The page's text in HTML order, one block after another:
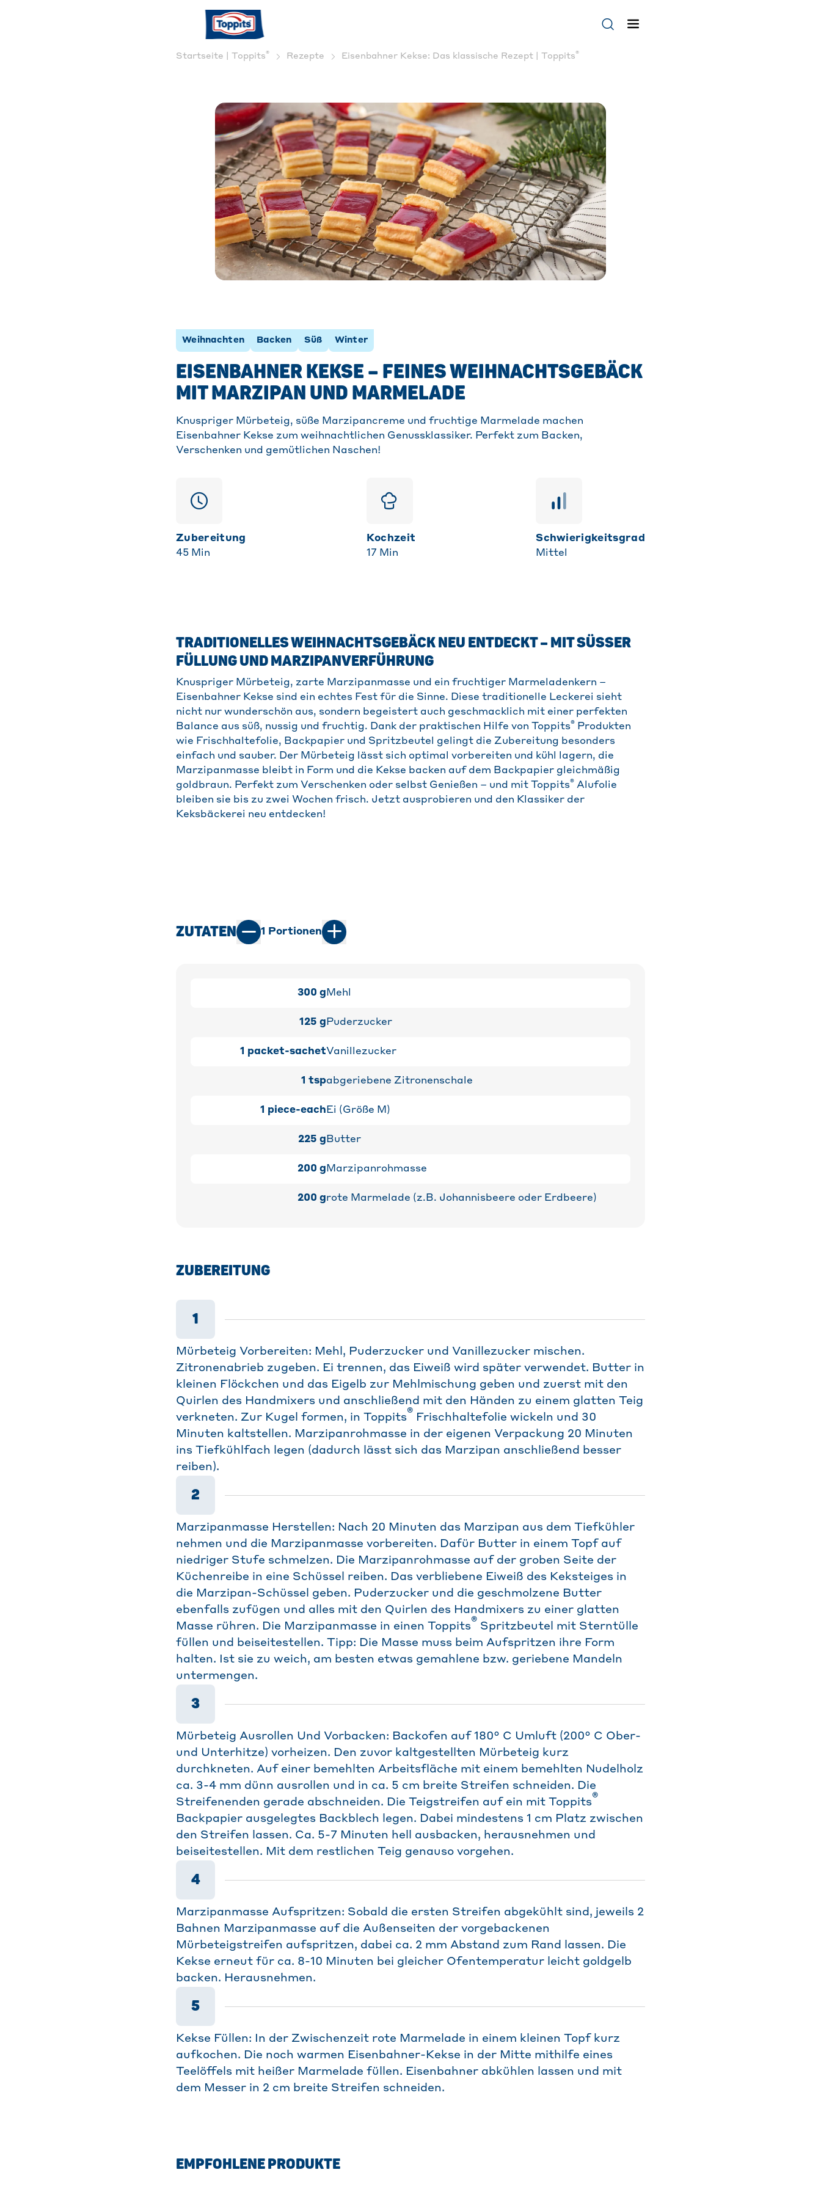
Startseite | Toppits® Rezepte Eisenbahner Kekse: Das klassische Rezept | Toppits®
Weihnachten Backen Süß Winter
EISENBAHNER KEKSE – FEINES WEIHNACHTSGEBÄCK
MIT MARZIPAN UND MARMELADE
Knuspriger Mürbeteig, süße Marzipancreme und fruchtige Marmelade machen
Eisenbahner Kekse zum weihnachtlichen Genussklassiker. Perfekt zum Backen,
Verschenken und gemütlichen Naschen!
Zubereitung
45 Min
Kochzeit
17 Min
Schwierigkeitsgrad
Mittel
TRADITIONELLES WEIHNACHTSGEBÄCK NEU ENTDECKT – MIT SÜSSER F
ÜLLUNG UND MARZIPANVERFÜHRUNG
Knuspriger Mürbeteig, zarte Marzipanmasse und ein fruchtiger Marmeladenkern –
Eisenbahner Kekse sind ein echtes Fest für die Sinne. Diese traditionelle Leckerei sieht
nicht nur wunderschön aus, sondern begeistert auch geschmacklich mit einer perfekten
Balance aus süß, nussig und fruchtig. Dank der praktischen Hilfe von Toppits® Produkten
wie Frischhaltefolie, Backpapier und Spritzbeutel gelingt die Zubereitung besonders
einfach und sauber. Der Mürbeteig lässt sich optimal vorbereiten und kühl lagern, die
Marzipanmasse bleibt in Form und die Kekse backen auf dem Backpapier gleichmäßig
goldbraun. Perfekt zum Verschenken oder selbst Genießen – und mit Toppits® Alufolie
bleiben sie bis zu zwei Wochen frisch. Jetzt ausprobieren und den Klassiker der
Keksbäckerei neu entdecken!
ZUTATEN 1 Portionen
300 g Mehl
125 g Puderzucker
1 packet-sachetVanillezucker
1 tspabgeriebene Zitronenschale
1 piece-each Ei (Größe M)
225 g Butter
200 g Marzipanrohmasse
200 grote Marmelade (z.B. Johannisbeere oder Erdbeere)
ZUBEREITUNG
1
Mürbeteig Vorbereiten: Mehl, Puderzucker und Vanillezucker mischen.
Zitronenabrieb zugeben. Ei trennen, das Eiweiß wird später verwendet. Butter in
kleinen Flöckchen und das Eigelb zur Mehlmischung geben und zuerst mit den
Quirlen des Handmixers und anschließend mit den Händen zu einem glatten Teig
verkneten. Zur Kugel formen, in Toppits® Frischhaltefolie wickeln und 30
Minuten kaltstellen. Marzipanrohmasse in der eigenen Verpackung 20 Minuten
ins Tiefkühlfach legen (dadurch lässt sich das Marzipan anschließend besser
reiben).
2
Marzipanmasse Herstellen: Nach 20 Minuten das Marzipan aus dem Tiefkühler
nehmen und die Marzipanmasse vorbereiten. Dafür Butter in einem Topf auf
niedriger Stufe schmelzen. Die Marzipanrohmasse auf der groben Seite der
Küchenreibe in eine Schüssel reiben. Das verbliebene Eiweiß des Keksteiges in
die Marzipan-Schüssel geben. Puderzucker und die geschmolzene Butter
ebenfalls zufügen und alles mit den Quirlen des Handmixers zu einer glatten
Masse rühren. Die Marzipanmasse in einen Toppits® Spritzbeutel mit Sterntülle
füllen und beiseitestellen. Tipp: Die Masse muss beim Aufspritzen ihre Form
halten. Ist sie zu weich, am besten etwas gemahlene bzw. geriebene Mandeln
untermengen.
3
Mürbeteig Ausrollen Und Vorbacken: Backofen auf 180° C Umluft (200° C Ober-
und Unterhitze) vorheizen. Den zuvor kaltgestellten Mürbeteig kurz
durchkneten. Auf einer bemehlten Arbeitsfläche mit einem bemehlten Nudelholz
ca. 3-4 mm dünn ausrollen und in ca. 5 cm breite Streifen schneiden. Die
Streifenenden gerade abschneiden. Die Teigstreifen auf ein mit Toppits®
Backpapier ausgelegtes Backblech legen. Dabei mindestens 1 cm Platz zwischen
den Streifen lassen. Ca. 5-7 Minuten hell ausbacken, herausnehmen und
beiseitestellen. Mit dem restlichen Teig genauso vorgehen.
4
Marzipanmasse Aufspritzen: Sobald die ersten Streifen abgekühlt sind, jeweils 2
Bahnen Marzipanmasse auf die Außenseiten der vorgebackenen
Mürbeteigstreifen aufspritzen, dabei ca. 2 mm Abstand zum Rand lassen. Die
Kekse erneut für ca. 8-10 Minuten bei gleicher Ofentemperatur leicht goldgelb
backen. Herausnehmen.
5
Kekse Füllen: In der Zwischenzeit rote Marmelade in einem kleinen Topf kurz
aufkochen. Die noch warmen Eisenbahner-Kekse in der Mitte mithilfe eines
Teelöffels mit heißer Marmelade füllen. Eisenbahner abkühlen lassen und mit
dem Messer in 2 cm breite Streifen schneiden.
EMPFOHLENE PRODUKTE